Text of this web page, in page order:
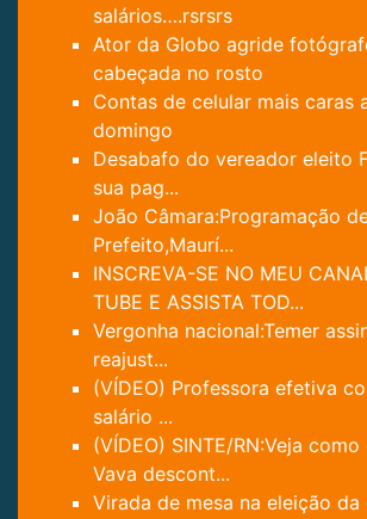
salários….rsrsrs
Ator da Globo agride
cabeçada no rosto
Contas de celular mais caras
domingo
Desabafo do vereador eleito
sua pag...
João Câmara:Programação
Prefeito,Maurí...
INSCREVA-SE NO MEU
TUBE E ASSISTA TOD...
Vergonha nacional:Temer
reajust...
(VÍDEO) Professora efetiva
salário ...
(VÍDEO) SINTE/RN:Veja
Vava descont...
Virada de mesa na eleição da